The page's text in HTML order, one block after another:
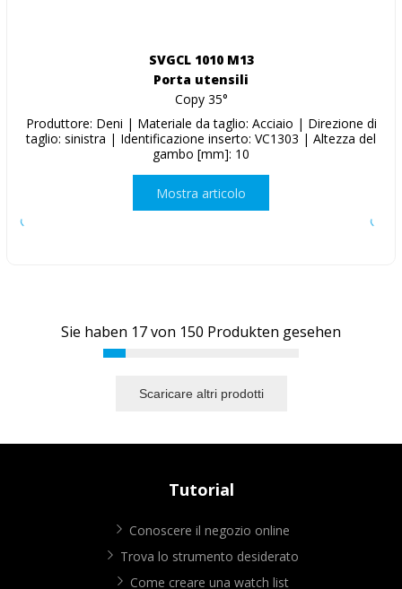
SVGCL 1010 M13
Porta utensili
Copy 35°
Produttore: Deni | Materiale da taglio: Acciaio | Direzione di
taglio: sinistra | Identificazione inserto: VC1303 | Altezza del
gambo [mm]: 10
Mostra articolo
Sie haben 17von 150 Produkten gesehen
Scaricare altri prodotti
Tutorial
Conoscere il negozio online
Trova lo strumento desiderato
Come creare una watch list